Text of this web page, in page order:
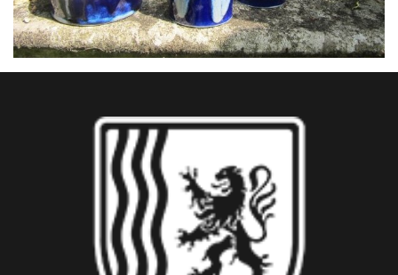
Vase collection méditerranée